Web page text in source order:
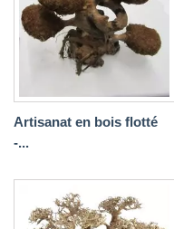
Artisanat en bois flotté
-...